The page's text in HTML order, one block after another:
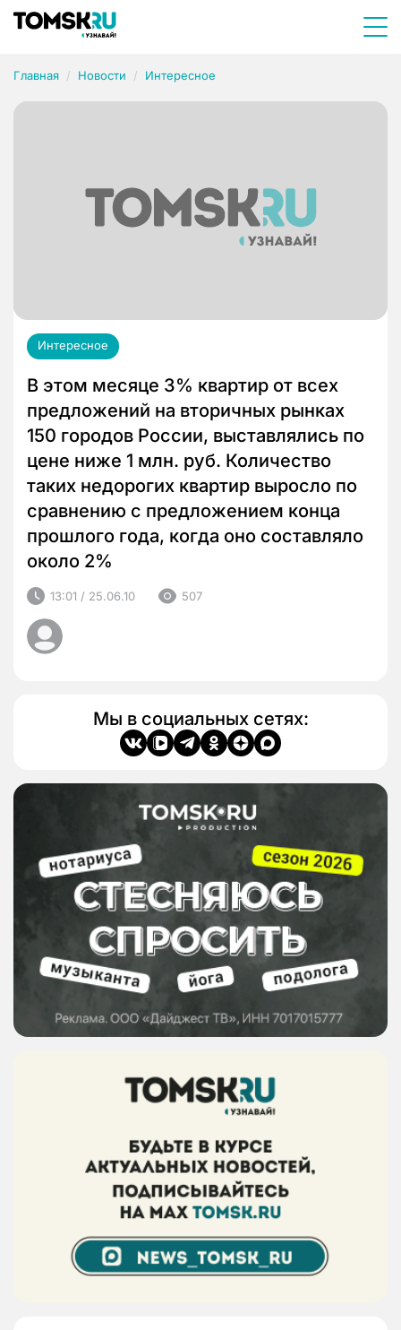
Главная Новости Интересное
Интересное
В этом месяце 3% квартир от всех
предложений на вторичных рынках
150 городов России, выставлялись по
цене ниже 1 млн. руб. Количество
таких недорогих квартир выросло по
сравнению с предложением конца
прошлого года, когда оно составляло
около 2%
13:01 / 25.06.10 507
Мы в социальных сетях: